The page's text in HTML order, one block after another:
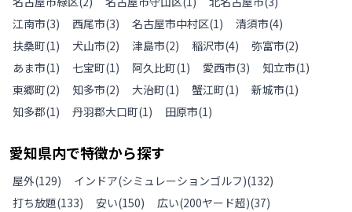
江南市(3) 西尾市(3) 名古屋市中村区(1) 清須市(4)
扶桑町(1) 犬山市(2) 津島市(2) 稲沢市(4) 弥富市(2)
あま市(1) 七宝町(1) 阿久比町(1) 愛西市(3) 知立市(1)
東郷町(2) 知多市(2) 大治町(1) 蟹江町(1) 新城市(1)
知多郡(1) 丹羽郡大口町(1) 田原市(1)
愛知県内で特徴から探す
屋外(129) インドア(シミュレーションゴルフ)(132)
打ち放題(133) 安い(150) 広い(200ヤード超)(37)